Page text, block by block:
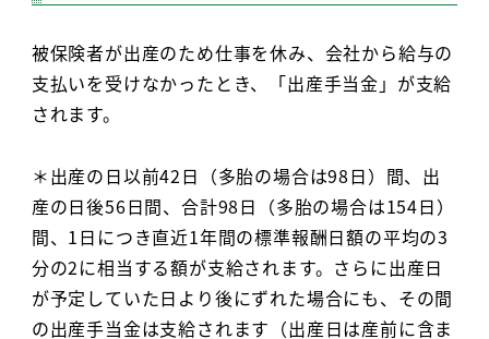
被保険者が出産のため仕事を休み、会社から給与の
支払いを受けなかったとき、「出産手当金」が支給
されます。
＊出産の日以前42日（多胎の場合は98日）間、出
産の日後56日間、合計98日（多胎の場合は154日）
間、1日につき直近1年間の標準報酬日額の平均の3
分の2に相当する額が支給されます。さらに出産日
が予定していた日より後にずれた場合にも、その間
の出産手当金は支給されます（出産日は産前に含ま